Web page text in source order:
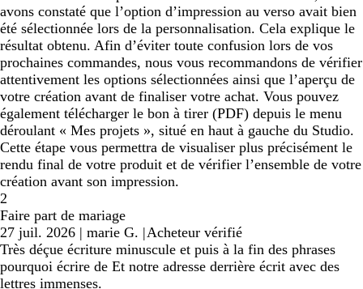
avons constaté que l’option d’impression au verso avait bien
été sélectionnée lors de la personnalisation. Cela explique le
résultat obtenu. Afin d’éviter toute confusion lors de vos
prochaines commandes, nous vous recommandons de vérifier
attentivement les options sélectionnées ainsi que l’aperçu de
votre création avant de finaliser votre achat. Vous pouvez
également télécharger le bon à tirer (PDF) depuis le menu
déroulant « Mes projets », situé en haut à gauche du Studio.
Cette étape vous permettra de visualiser plus précisément le
rendu final de votre produit et de vérifier l’ensemble de votre
création avant son impression.
2
Faire part de mariage
27 juil. 2026 | marie G. |Acheteur vérifié
Très déçue écriture minuscule et puis à la fin des phrases
pourquoi écrire de Et notre adresse derrière écrit avec des
lettres immenses.